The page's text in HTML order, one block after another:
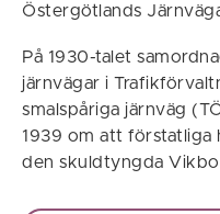
Östergötlands
På 1930-talet
järnvägar i
smalspåriga järnväg
1939 om att förstatliga
den skuldtyngda